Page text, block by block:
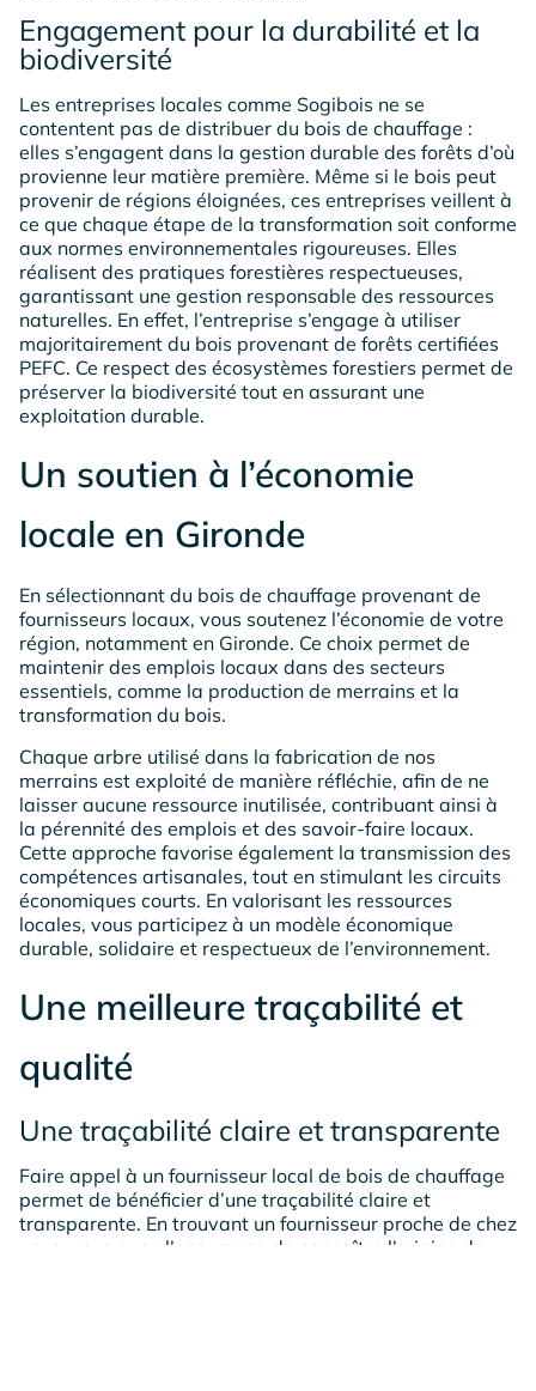
Engagement pour la durabilité et la
biodiversité
Les entreprises locales comme Sogibois ne se
contentent pas de distribuer du bois de chauffage :
elles s’engagent dans la gestion durable des forêts d’où
provienne leur matière première. Même si le bois peut
provenir de régions éloignées, ces entreprises veillent à
ce que chaque étape de la transformation soit conforme
aux normes environnementales rigoureuses. Elles
réalisent des pratiques forestières respectueuses,
garantissant une gestion responsable des ressources
naturelles. En effet, l’entreprise s’engage à utiliser
majoritairement du bois provenant de forêts certifiées
PEFC. Ce respect des écosystèmes forestiers permet de
préserver la biodiversité tout en assurant une
exploitation durable.
Un soutien à l’économie
locale en Gironde
En sélectionnant du bois de chauffage provenant de
fournisseurs locaux, vous soutenez l’économie de votre
région, notamment en Gironde. Ce choix permet de
maintenir des emplois locaux dans des secteurs
essentiels, comme la production de merrains et la
transformation du bois.
Chaque arbre utilisé dans la fabrication de nos
merrains est exploité de manière réfléchie, afin de ne
laisser aucune ressource inutilisée, contribuant ainsi à
la pérennité des emplois et des savoir-faire locaux.
Cette approche favorise également la transmission des
compétences artisanales, tout en stimulant les circuits
économiques courts. En valorisant les ressources
locales, vous participez à un modèle économique
durable, solidaire et respectueux de l’environnement.
Une meilleure traçabilité et
qualité
Une traçabilité claire et transparente
Faire appel à un fournisseur local de bois de chauffage
permet de bénéficier d’une traçabilité claire et
transparente. En trouvant un fournisseur proche de chez
vous, vous avez l’assurance de connaître l’origine de